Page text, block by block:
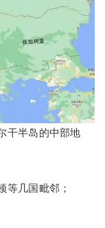
干半岛的中部地
等几国毗邻；